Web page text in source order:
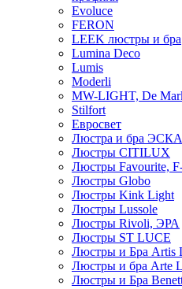
Evoluce
FERON
LEEK люстры и бра
Lumina Deco
Lumis
Moderli
MW-LIGHT, De
Stilfort
Евросвет
Люстра и бра
Люстры CITILUX
Люстры Favourite,
Люстры Globo
Люстры Kink Light
Люстры Lussole
Люстры Rivoli, ЭРА
Люстры ST LUCE
Люстры и Бра Artis
Люстры и бра Arte
Люстры и Бра